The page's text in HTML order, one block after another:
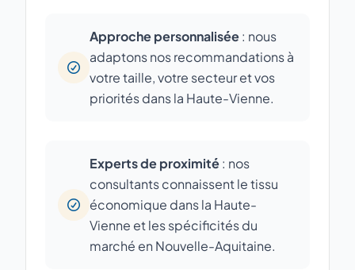
Approche personnalisée: nous
adaptons nos recommandations à
votre taille, votre secteur et vos
priorités dans la Haute-Vienne.
Experts de proximité: nos
consultants connaissent le tissu
économique dans la Haute-
Vienne et les spécificités du
marché en Nouvelle-Aquitaine.